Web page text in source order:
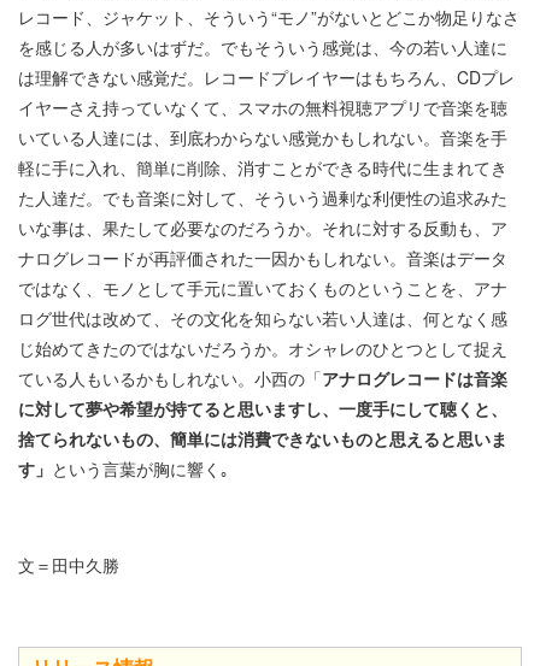
レコード、ジャケット、そういう“モノ”がないとどこか物足りなさ
を感じる人が多いはずだ。でもそういう感覚は、今の若い人達に
は理解できない感覚だ。レコードプレイヤーはもちろん、CDプレ
イヤーさえ持っていなくて、スマホの無料視聴アプリで音楽を聴
いている人達には、到底わからない感覚かもしれない。音楽を手
軽に手に入れ、簡単に削除、消すことができる時代に生まれてき
た人達だ。でも音楽に対して、そういう過剰な利便性の追求みた
いな事は、果たして必要なのだろうか。それに対する反動も、ア
ナログレコードが再評価された一因かもしれない。音楽はデータ
ではなく、モノとして手元に置いておくものということを、アナ
ログ世代は改めて、その文化を知らない若い人達は、何となく感
じ始めてきたのではないだろうか。オシャレのひとつとして捉え
ている人もいるかもしれない。小西の「アナログレコードは音楽
に対して夢や希望が持てると思いますし、一度手にして聴くと、
捨てられないもの、簡単には消費できないものと思えると思いま
す」 という言葉が胸に響く｡
文＝田中久勝